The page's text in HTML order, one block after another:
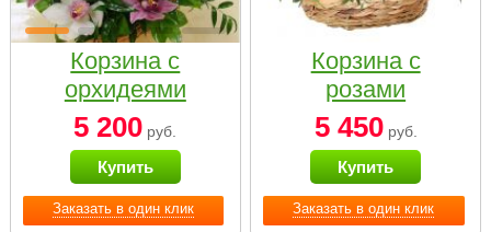
Заказать в один клик
Корзина с
орхидеями
малая
5 200 руб.
Купить
Заказать в один клик
Корзина с
розами
«Красный
Париж»
5 450руб.
Купить